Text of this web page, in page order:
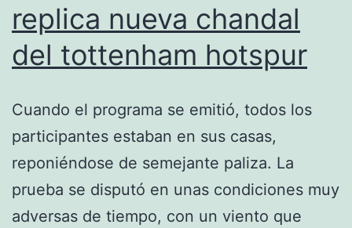
replica nueva chandal
del tottenham hotspur
Cuando el programa se emitió, todos los
participantes estaban en sus casas,
reponiéndose de semejante paliza. La
prueba se disputó en unas condiciones muy
adversas de tiempo, con un viento que